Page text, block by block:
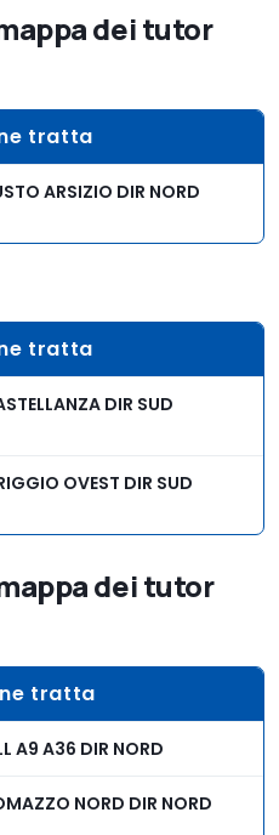
dei tutor
tratta
ARSIZIO DIR NORD
tratta
DIR SUD
OVEST DIR SUD
dei tutor
tratta
A9 A36 DIR NORD
NORD DIR NORD